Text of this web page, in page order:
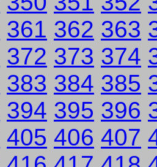
361 362 363
372 373 374
383 384 385
394 395 396
405 406 407